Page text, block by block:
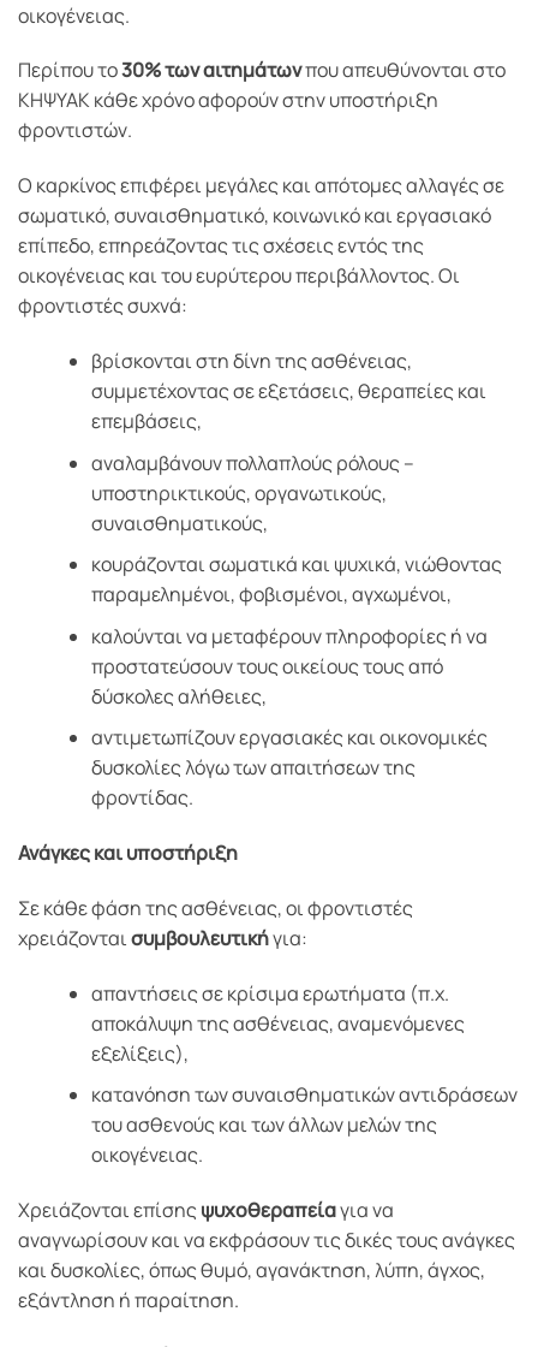
οικογένειας.
Περίπου το30% των αιτημάτωνπου απευθύνονται στο
ΚΗΨΥΑΚ κάθε χρόνο αφορούν στην υποστήριξη
φροντιστών.
Ο καρκίνος επιφέρει μεγάλες και απότομες αλλαγές σε
σωματικό, συναισθηματικό, κοινωνικό και εργασιακό
επίπεδο, επηρεάζοντας τις σχέσεις εντός της
οικογένειας και του ευρύτερου περιβάλλοντος. Οι
φροντιστές συχνά:
βρίσκονται στη δίνη της ασθένειας,
συμμετέχοντας σε εξετάσεις, θεραπείες και
επεμβάσεις,
αναλαμβάνουν πολλαπλούς ρόλους –
υποστηρικτικούς, οργανωτικούς,
συναισθηματικούς,
κουράζονται σωματικά και ψυχικά, νιώθοντας
παραμελημένοι, φοβισμένοι, αγχωμένοι,
καλούνται να μεταφέρουν πληροφορίες ή να
προστατεύσουν τους οικείους τους από
δύσκολες αλήθειες,
αντιμετωπίζουν εργασιακές και οικονομικές
δυσκολίες λόγω των απαιτήσεων της
φροντίδας.
Ανάγκες και υποστήριξη
Σε κάθε φάση της ασθένειας, οι φροντιστές
χρειάζονταισυμβουλευτικήγια:
απαντήσεις σε κρίσιμα ερωτήματα (π.χ.
αποκάλυψη της ασθένειας, αναμενόμενες
εξελίξεις),
κατανόηση των συναισθηματικών αντιδράσεων
του ασθενούς και των άλλων μελών της
οικογένειας.
Χρειάζονται επίσης ψυχοθεραπείαγια να
αναγνωρίσουν και να εκφράσουν τις δικές τους ανάγκες
και δυσκολίες, όπως θυμό, αγανάκτηση, λύπη, άγχος,
εξάντληση ή παραίτηση.